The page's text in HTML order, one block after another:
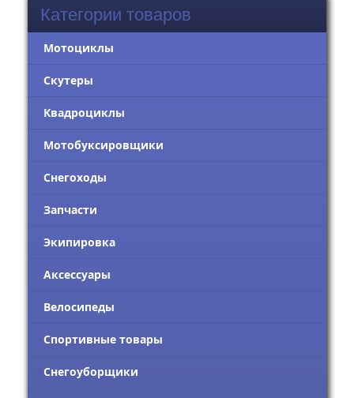
Категории товаров
Мотоциклы
Скутеры
Квадроциклы
Мотобуксировщики
Снегоходы
Запчасти
Экипировка
Аксессуары
Велосипеды
Спортивные товары
Снегоуборщики